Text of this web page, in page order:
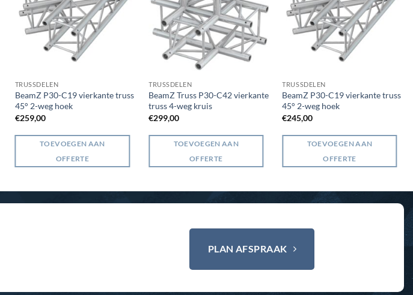
TRUSSDELEN
BeamZ P30-C19 vierkante truss
45° 2-weg hoek
€259,00
TOEVOEGEN AAN
OFFERTE
TRUSSDELEN
BeamZ Truss P30-C42 vierkante
truss 4-weg kruis
€299,00
TOEVOEGEN AAN
OFFERTE
TRUSSDELEN
BeamZ P30-C19 vierkante truss
45° 2-weg hoek
€245,00
TOEVOEGEN AAN
OFFERTE
PLAN AFSPRAAK